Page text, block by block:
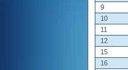
9
10
11
12
15
16